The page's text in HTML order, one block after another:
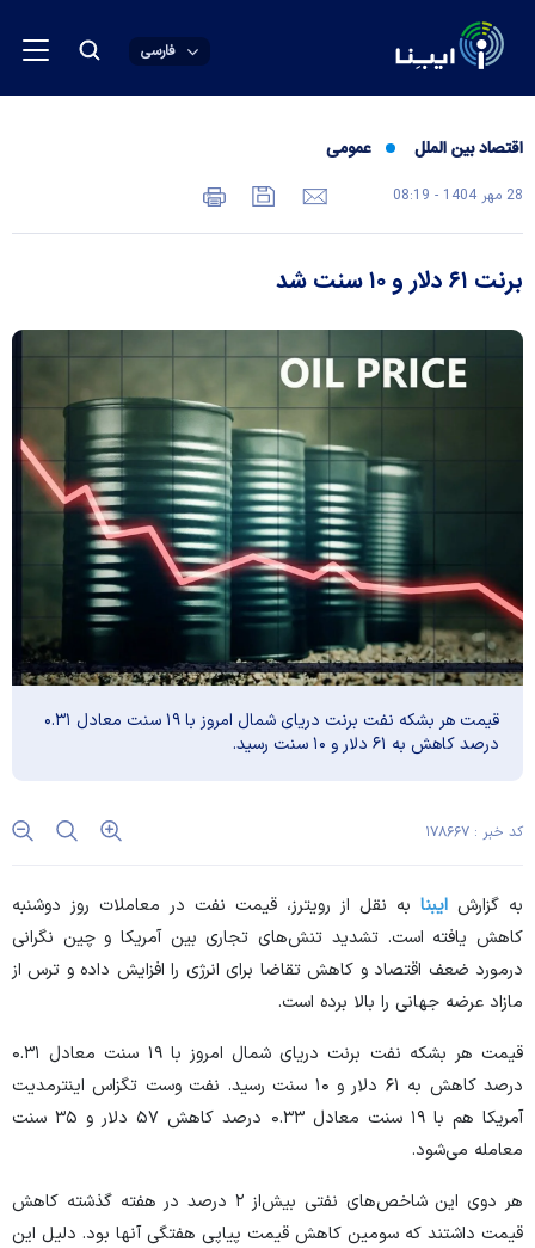
فارسی
اقتصاد بین الملل عمومی
28 مهر 1404 - 08:19
برنت ۶۱ دلار و ۱۰ سنت شد
قیمت هر بشکه نفت برنت دریای شمال امروز با ۱۹ سنت معادل ۰.۳۱
درصد کاهش به ۶۱ دلار و ۱۰ سنت رسید.
کد خبر : ۱۷۸۶۶۷
به گزارش ایبنا به نقل از رویترز، قیمت نفت در معاملات روز دوشنبه
کاهش یافته است. تشدید تنش‌های تجاری بین آمریکا و چین نگرانی
درمورد ضعف اقتصاد و کاهش تقاضا برای انرژی را افزایش داده و ترس از
مازاد عرضه جهانی را بالا برده است.
قیمت هر بشکه نفت برنت دریای شمال امروز با ۱۹ سنت معادل ۰.۳۱
درصد کاهش به ۶۱ دلار و ۱۰ سنت رسید. نفت وست تگزاس اینترمدیت
آمریکا هم با ۱۹ سنت معادل ۰.۳۳ درصد کاهش ۵۷ دلار و ۳۵ سنت
معامله می‌شود.
هر دوی این شاخص‌های نفتی بیش‌از ۲ درصد در هفته گذشته کاهش
قیمت داشتند که سومین کاهش قیمت پیاپی هفتگی آنها بود. دلیل این